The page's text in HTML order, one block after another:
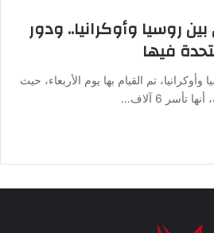
روسيا وأوكرانيا.. ودور
فيها
تم القيام بها يوم الأربعاء، حيث
6 آلاف…